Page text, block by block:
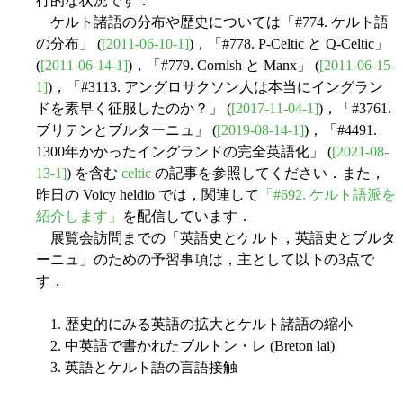
ケルト諸語の分布や歴史については「#774. ケルト語
の分布」 ([2011-06-10-1])，「#778. P-Celtic と Q-Celtic」
([2011-06-14-1])，「#779. Cornish と Manx」 ([2011-06-15-
1])，「#3113. アングロサクソン人は本当にイングラン
ドを素早く征服したのか？」 ([2017-11-04-1])，「#3761.
ブリテンとブルターニュ」 ([2019-08-14-1])，「#4491.
1300年かかったイングランドの完全英語化」 ([2021-08-
13-1]) を含む celtic の記事を参照してください．また，
昨日の Voicy heldio では，関連して
「#692. ケルト語派を
紹介します」
を配信しています．
展覧会訪問までの「英語史とケルト，英語史とブルタ
ーニュ」のための予習事項は，主として以下の3点で
す．
1. 歴史的にみる英語の拡大とケルト諸語の縮小
2. 中英語で書かれたブルトン・レ (Breton lai)
3. 英語とケルト語の言語接触